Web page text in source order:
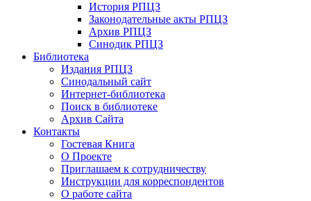
История РПЦЗ
Законодательные акты РПЦЗ
Архив РПЦЗ
Синодик РПЦЗ
Библиотека
Издания РПЦЗ
Синодальный сайт
Интернет-библиотека
Поиск в библиотеке
Архив Сайта
Контакты
Гостевая Книга
О Проекте
Приглашаем к сотрудничеству
Инструкции для корреспондентов
О работе сайта